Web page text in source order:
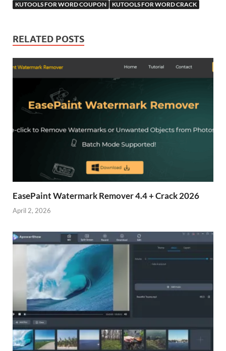
KUTOOLS FOR WORD COUPON
KUTOOLS FOR WORD CRACK
RELATED POSTS
EasePaint Watermark Remover 4.4 + Crack 2026
April 2, 2026